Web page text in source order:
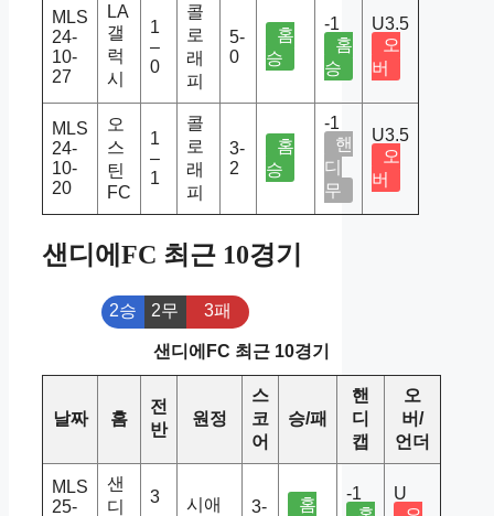
MLS
24-
10-
27
LA
갤
럭
시
1
–
0
콜
로
래
피
5-
0
홈
승
-1
홈
승
U3.5
오
버
MLS
24-
10-
20
오
스
틴
FC
1
–
1
콜
로
래
피
3-
2
홈
승
-1
핸
디
무
U3.5
오
버
샌디에FC 최근 10경기
2승 2무 3패
샌디에FC 최근 10경기
날짜 홈
전
반
원정
스
코
어
승/패
핸
디
캡
오
버/
언더
MLS
25-
샌
디
3
시애
3-
홈
-1
U